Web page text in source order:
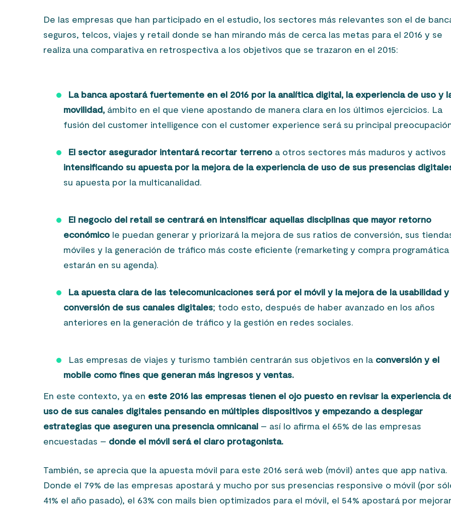
De las empresas que han participado en el estudio, los sectores más relevantes son el de
seguros, telcos, viajes y retail donde se han mirando más de cerca las metas para el 2016 y se
realiza una comparativa en retrospectiva a los objetivos que se trazaron en el 2015:
La banca apostará fuertemente en el 2016 por la analítica digital, la experiencia de uso y
movilidad, ámbito en el que viene apostando de manera clara en los últimos ejercicios. La
fusión del customer intelligence con el customer experience será su principal
El sector asegurador intentará recortar terreno a otros sectores más maduros y activos
intensificando su apuesta por la mejora de la experiencia de uso de sus presencias
su apuesta por la multicanalidad.
El negocio del retail se centrará en intensificar aquellas disciplinas que mayor retorno
económico le puedan generar y priorizará la mejora de sus ratios de conversión, sus
móviles y la generación de tráfico más coste eficiente (remarketing y compra programática
estarán en su agenda).
La apuesta clara de las telecomunicaciones será por el móvil y la mejora de la usabilidad y
conversión de sus canales digitales; todo esto, después de haber avanzado en los años
anteriores en la generación de tráfico y la gestión en redes sociales.
Las empresas de viajes y turismo también centrarán sus objetivos en la conversión y el
mobile como fines que generan más ingresos y ventas.
En este contexto, ya en este 2016 las empresas tienen el ojo puesto en revisar la experiencia
uso de sus canales digitales pensando en múltiples dispositivos y empezando a desplegar
estrategias que aseguren una presencia omnicanal – así lo afirma el 65% de las empresas
encuestadas – donde el móvil será el claro protagonista.
También, se aprecia que la apuesta móvil para este 2016 será web (móvil) antes que app nativa.
Donde el 79% de las empresas apostará y mucho por sus presencias responsive o móvil (por
41% el año pasado), el 63% con mails bien optimizados para el móvil, el 54% apostará por